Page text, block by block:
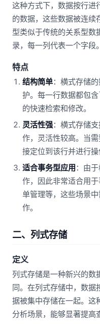
这种方式下，数据按行进
的数据，这些数据被连续
型类似于传统的关系型数
录，每一列代表一个字段。
特点
结构简单：横式存储
护。每一行数据都包
的快速检索和修改。
灵活性强：横式存储
作，灵活性较高。当
接定位到该行并进行操
适合事务型应用：由
作，因此非常适合用
单管理等，这些场景
作。
二、列式存储
定义
列式存储是一种新兴的数
同。在列式存储中，数据
据被集中存储在一起。这
分析场景，能够显著提高